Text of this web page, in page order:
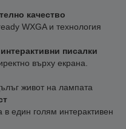
качество
WXGA и технология
писалки
върху екрана.
живот на лампата
един голям интерактивен